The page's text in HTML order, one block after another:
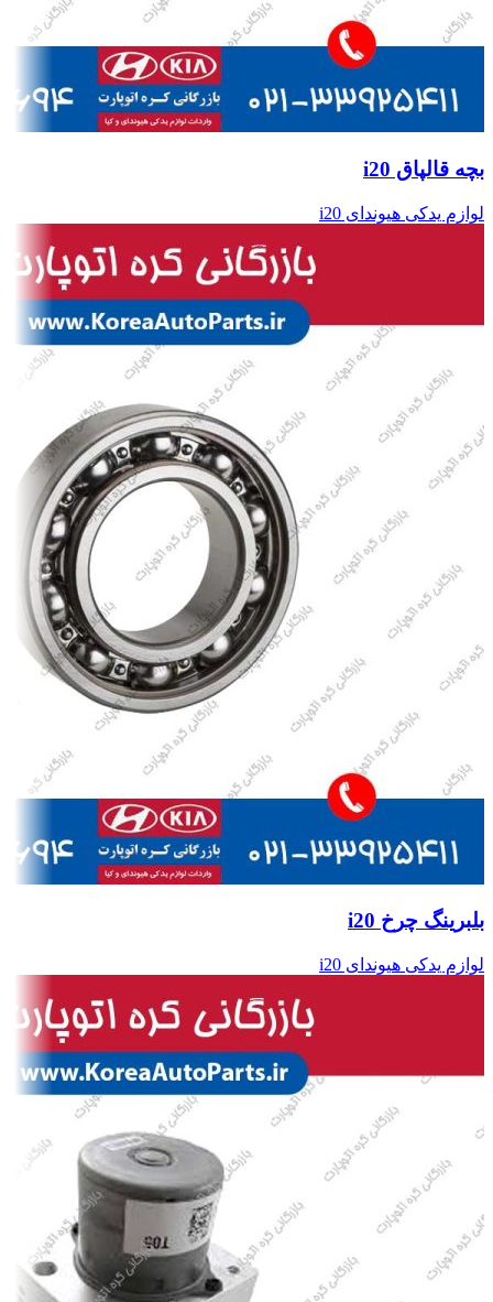
بچه قالپاق i20
لوازم یدکی هیوندای i20
بلبرینگ چرخ i20
لوازم یدکی هیوندای i20